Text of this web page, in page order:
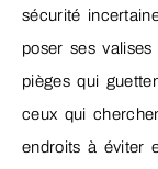
sécurité
poser ses
pièges qui
ceux qui
endroits à éviter